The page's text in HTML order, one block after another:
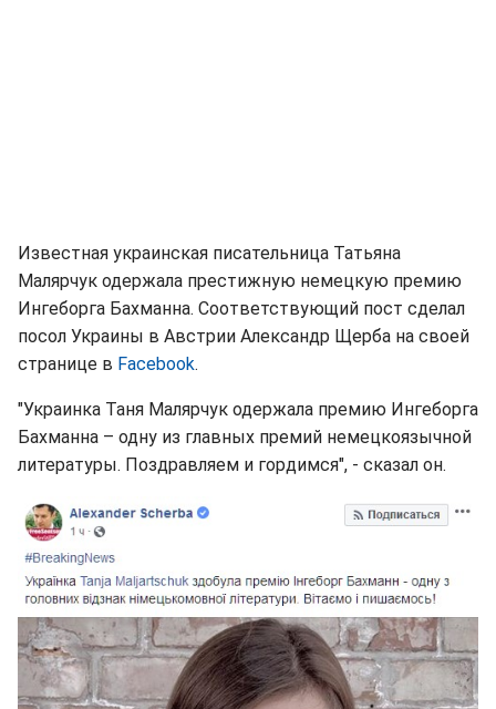
Известная украинская писательница Татьяна
Малярчук одержала престижную немецкую премию
Ингеборга Бахманна. Соответствующий пост сделал
посол Украины в Австрии Александр Щерба на своей
странице в Facebook.
"Украинка Таня Малярчук одержала премию Ингеборга
Бахманна – одну из главных премий немецкоязычной
литературы. Поздравляем и гордимся", - сказал он.